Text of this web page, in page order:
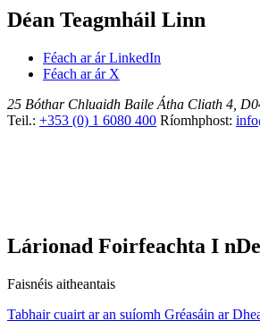
Déan Teagmháil Linn
Féach ar ár LinkedIn
Féach ar ár X
25 Bóthar Chluaidh Baile Átha Cliath 4,
Teil.: +353 (0) 1 6080 400 Ríomhphost:
Lárionad Foirfeachta I
Faisnéis aitheantais
Tabhair cuairt ar an suíomh Gréasáin ar